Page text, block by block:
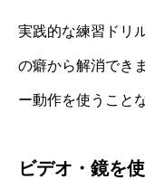
実践的な練習ドリ
の癖から解消でき
ー動作を使うこと
ビデオ・鏡を